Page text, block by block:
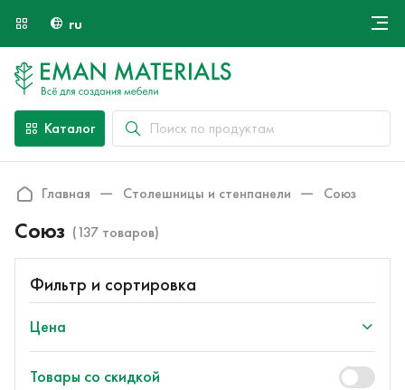
ru
Оплата и доставка
Контакты
Каталог
Главная Столешницы и стенпанели Союз
Союз (137 товаров)
Фильтр и сортировка
Цена
Товары со скидкой